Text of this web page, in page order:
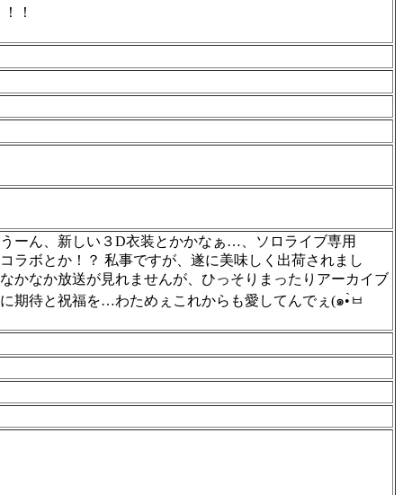
！
ーん、新しい３D衣装とかかなぁ…、ソロライブ専用
ボとか！？ 私事ですが、遂に美味しく出荷されまし
かなか放送が見れませんが、ひっそりまったりアーカイブ
期待と祝福を…わためぇこれからも愛してんでぇ(๑•̀ㅂ